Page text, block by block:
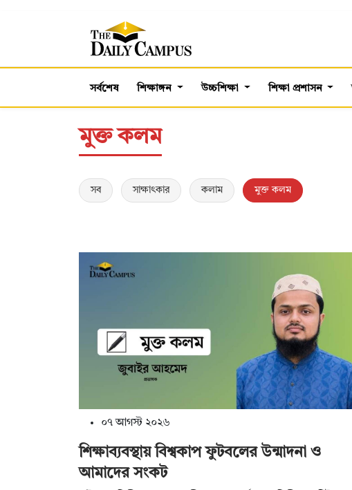
সর্বশেষ শিক্ষাঙ্গন উচ্চশিক্ষা শিক্ষা প্রশাসন
মুক্ত কলম
সব সাক্ষাৎকার কলাম মুক্ত কলম
০৭ আগস্ট ২০২৬
শিক্ষাব্যবস্থায় বিশ্বকাপ ফুটবলের উন্মাদনা ও
আমাদের সংকট